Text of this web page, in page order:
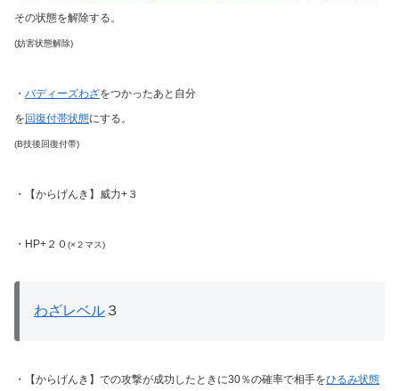
その状態を解除する。
(妨害状態解除)
・ バディーズわざをつかったあと自分
を回復付帯状態にする。
(B技後回復付帯)
・【からげんき】威力+３
・HP+２０ (×２マス)
わざレベル ３
・【からげんき】での攻撃が成功したときに30％の確率で相手をひるみ状態